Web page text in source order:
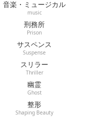
音楽・ミュージカル
music
刑務所
Prison
サスペンス
Suspense
スリラー
Thriller
幽霊
Ghost
整形
Shaping Beauty